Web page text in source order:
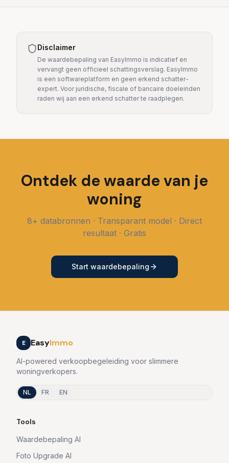
Disclaimer
De waardebepaling van EasyImmo is indicatief en
vervangt geen officieel schattingsverslag. EasyImmo
is een softwareplatform en geen erkend schatter-
expert. Voor juridische, fiscale of bancaire doeleinden
raden wij aan een erkend schatter te raadplegen.
Ontdek de waarde van je
woning
8+ databronnen · Transparant model · Direct
resultaat · Gratis
Start waardebepaling
E EasyImmo
AI-powered verkoopbegeleiding voor slimmere
woningverkopers.
NL FR EN
Tools
Waardebepaling AI
Foto Upgrade AI